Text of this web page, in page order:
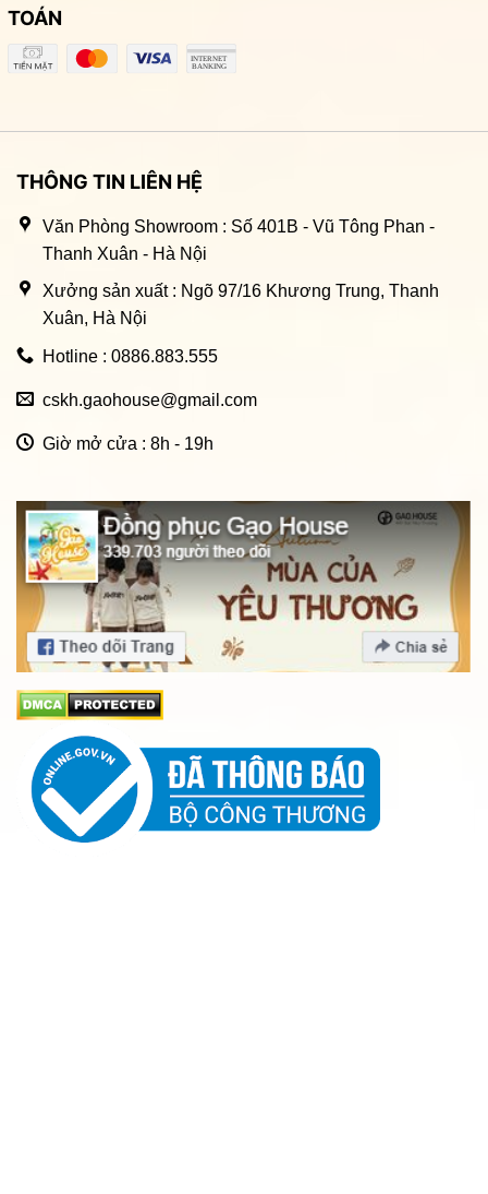
TOÁN
THÔNG TIN LIÊN HỆ
Văn Phòng Showroom : Số 401B - Vũ Tông Phan -
Thanh Xuân - Hà Nội
Xưởng sản xuất : Ngõ 97/16 Khương Trung, Thanh
Xuân, Hà Nội
Hotline : 0886.883.555
cskh.gaohouse@gmail.com
Giờ mở cửa : 8h - 19h